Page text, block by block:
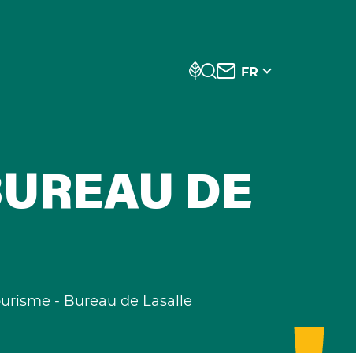
FR
DE
- Bureau de Lasalle